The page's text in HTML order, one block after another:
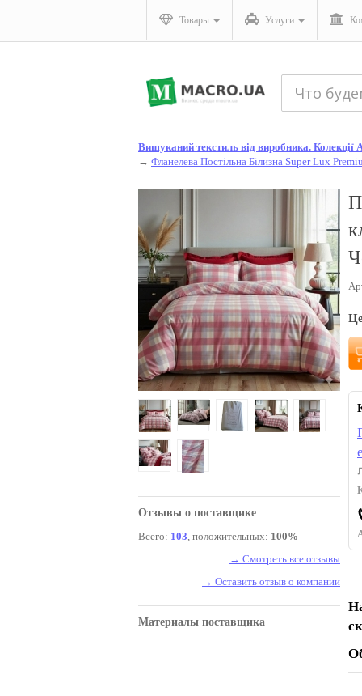
Товары Услуги
Вишуканий текстиль від виробника. Колекції
→ Фланелева Постільна Білизна Super Lux
Отзывы о поставщике
Всего: 103, положительных: 100%
→ Смотреть все отзывы
→ Оставить отзыв о компании
Материалы поставщика